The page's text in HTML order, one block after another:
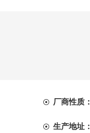
厂商性质：
生产地址：